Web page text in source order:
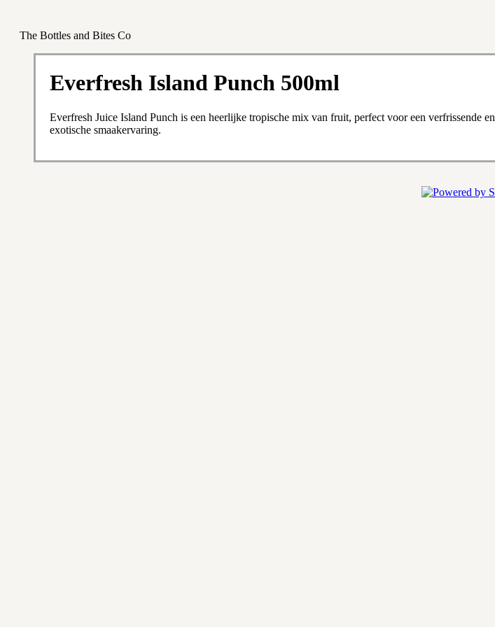
The Bottles and Bites Co
Everfresh Island Punch 500ml
Everfresh Juice Island Punch is een heerlijke tropische mix van fruit, perfect voor een verfrissende en
exotische smaakervaring.